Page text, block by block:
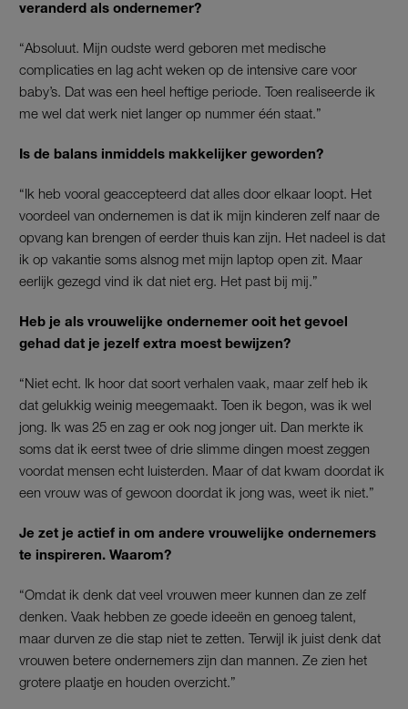
veranderd als ondernemer?
“Absoluut. Mijn oudste werd geboren met medische
complicaties en lag acht weken op de intensive care voor
baby’s. Dat was een heel heftige periode. Toen realiseerde ik
me wel dat werk niet langer op nummer één staat.”
Is de balans inmiddels makkelijker geworden?
“Ik heb vooral geaccepteerd dat alles door elkaar loopt. Het
voordeel van ondernemen is dat ik mijn kinderen zelf naar de
opvang kan brengen of eerder thuis kan zijn. Het nadeel is dat
ik op vakantie soms alsnog met mijn laptop open zit. Maar
eerlijk gezegd vind ik dat niet erg. Het past bij mij.”
Heb je als vrouwelijke ondernemer ooit het gevoel
gehad dat je jezelf extra moest bewijzen?
“Niet echt. Ik hoor dat soort verhalen vaak, maar zelf heb ik
dat gelukkig weinig meegemaakt. Toen ik begon, was ik wel
jong. Ik was 25 en zag er ook nog jonger uit. Dan merkte ik
soms dat ik eerst twee of drie slimme dingen moest zeggen
voordat mensen echt luisterden. Maar of dat kwam doordat ik
een vrouw was of gewoon doordat ik jong was, weet ik niet.”
Je zet je actief in om andere vrouwelijke ondernemers
te inspireren. Waarom?
“Omdat ik denk dat veel vrouwen meer kunnen dan ze zelf
denken. Vaak hebben ze goede ideeën en genoeg talent,
maar durven ze die stap niet te zetten. Terwijl ik juist denk dat
vrouwen betere ondernemers zijn dan mannen. Ze zien het
grotere plaatje en houden overzicht.”